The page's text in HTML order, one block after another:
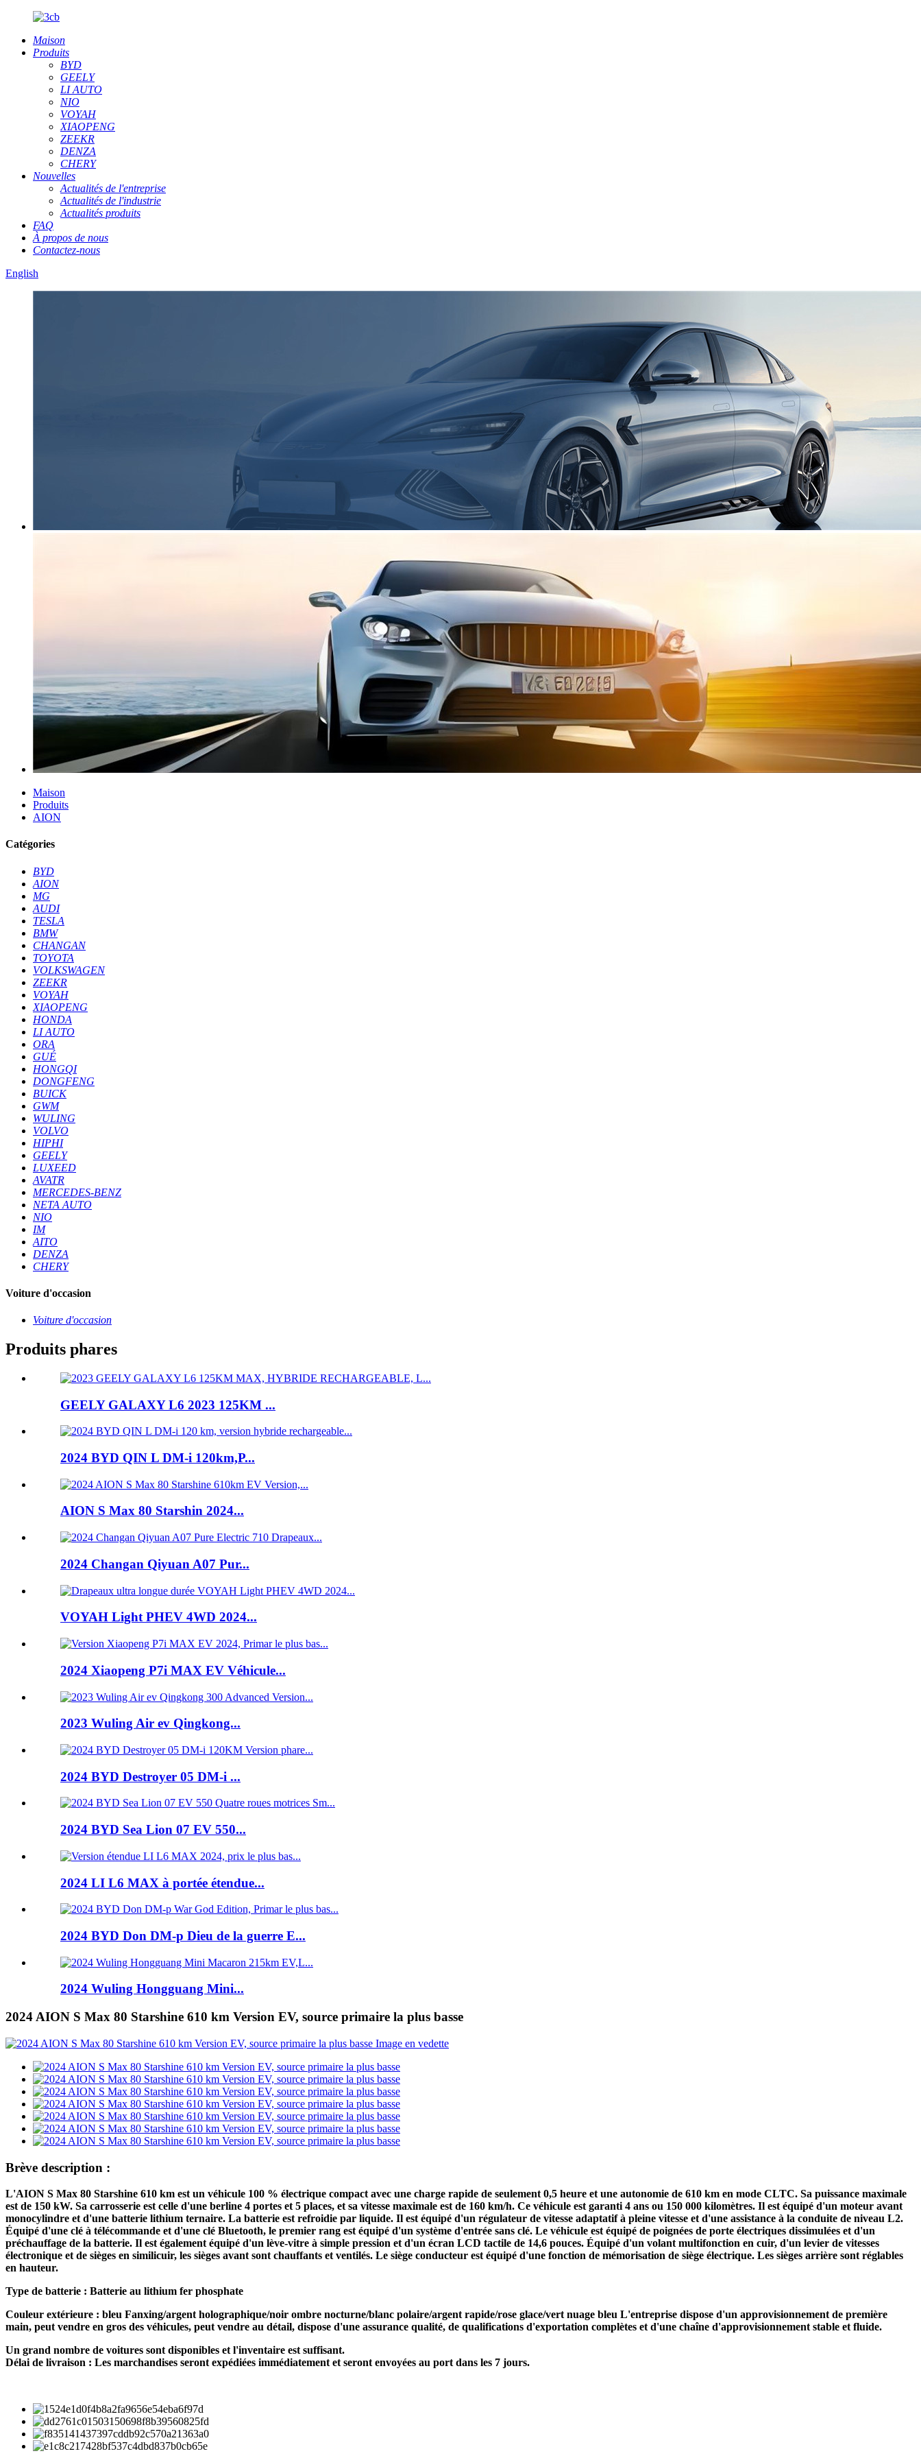
Maison
Produits
BYD
GEELY
LI AUTO
NIO
VOYAH
XIAOPENG
ZEEKR
DENZA
CHERY
Nouvelles
Actualités de l'entreprise
Actualités de l'industrie
Actualités produits
FAQ
À propos de nous
Contactez-nous
English
Maison
Produits
AION
Catégories
BYD
AION
MG
AUDI
TESLA
BMW
CHANGAN
TOYOTA
VOLKSWAGEN
ZEEKR
VOYAH
XIAOPENG
HONDA
LI AUTO
ORA
GUÉ
HONGQI
DONGFENG
BUICK
GWM
WULING
VOLVO
HIPHI
GEELY
LUXEED
AVATR
MERCEDES-BENZ
NETA AUTO
NIO
IM
AITO
DENZA
CHERY
Voiture d'occasion
Voiture d'occasion
Produits phares
GEELY GALAXY L6 2023 125KM ...
2024 BYD QIN L DM-i 120km,P...
AION S Max 80 Starshin 2024...
2024 Changan Qiyuan A07 Pur...
VOYAH Light PHEV 4WD 2024...
2024 Xiaopeng P7i MAX EV Véhicule...
2023 Wuling Air ev Qingkong...
2024 BYD Destroyer 05 DM-i ...
2024 BYD Sea Lion 07 EV 550...
2024 LI L6 MAX à portée étendue...
2024 BYD Don DM-p Dieu de la guerre E...
2024 Wuling Hongguang Mini...
2024 AION S Max 80 Starshine 610 km Version EV, source primaire la plus basse
Brève description :
L'AION S Max 80 Starshine 610 km est un véhicule 100 % électrique compact avec une charge rapide de seulement 0,5 heure et une autonomie de 610 km en mode CLTC. Sa puissance maximale
est de 150 kW. Sa carrosserie est celle d'une berline 4 portes et 5 places, et sa vitesse maximale est de 160 km/h. Ce véhicule est garanti 4 ans ou 150 000 kilomètres. Il est équipé d'un moteur avant
monocylindre et d'une batterie lithium ternaire. La batterie est refroidie par liquide. Il est équipé d'un régulateur de vitesse adaptatif à pleine vitesse et d'une assistance à la conduite de niveau L2.
Équipé d'une clé à télécommande et d'une clé Bluetooth, le premier rang est équipé d'un système d'entrée sans clé. Le véhicule est équipé de poignées de porte électriques dissimulées et d'un
préchauffage de la batterie. Il est également équipé d'un lève-vitre à simple pression et d'un écran LCD tactile de 14,6 pouces. Équipé d'un volant multifonction en cuir, d'un levier de vitesses
électronique et de sièges en similicuir, les sièges avant sont chauffants et ventilés. Le siège conducteur est équipé d'une fonction de mémorisation de siège électrique. Les sièges arrière sont réglables
en hauteur.
Type de batterie : Batterie au lithium fer phosphate
Couleur extérieure : bleu Fanxing/argent holographique/noir ombre nocturne/blanc polaire/argent rapide/rose glace/vert nuage bleu L'entreprise dispose d'un approvisionnement de première
main, peut vendre en gros des véhicules, peut vendre au détail, dispose d'une assurance qualité, de qualifications d'exportation complètes et d'une chaîne d'approvisionnement stable et fluide.
Un grand nombre de voitures sont disponibles et l'inventaire est suffisant.
Délai de livraison : Les marchandises seront expédiées immédiatement et seront envoyées au port dans les 7 jours.